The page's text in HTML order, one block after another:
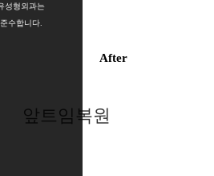
성형외과는
수합니다.
After
앞트임복원